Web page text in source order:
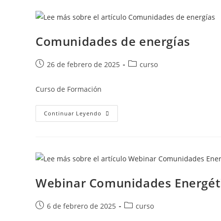
Comunidades de energías
26 de febrero de 2025 curso
Curso de Formación
Continuar Leyendo
Webinar Comunidades
6 de febrero de 2025 curso